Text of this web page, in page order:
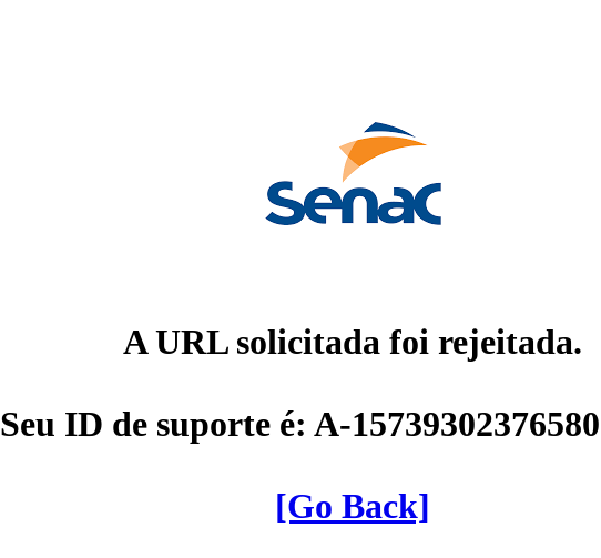
A URL solicitada foi rejeitada.
Seu ID de suporte é: A-
[Go Back]